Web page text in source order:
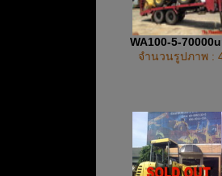
WA100-5-
จำนวนรูปภาพ :